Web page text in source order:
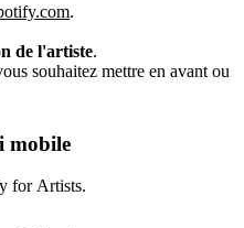
.
de l'artiste.
souhaitez mettre en avant ou
mobile
for Artists.